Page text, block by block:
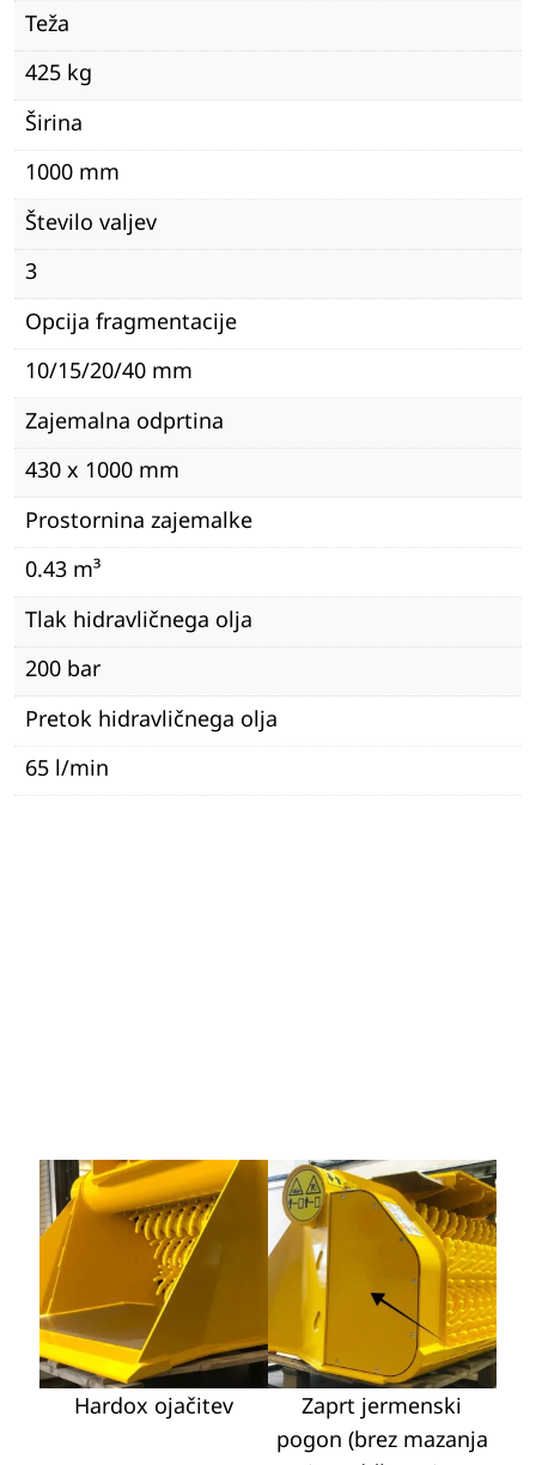
Teža
425 kg
Širina
1000 mm
Število valjev
3
Opcija fragmentacije
10/15/20/40 mm
Zajemalna odprtina
430 x 1000 mm
Prostornina zajemalke
0.43 m³
Tlak hidravličnega olja
200 bar
Pretok hidravličnega olja
65 l/min
Hardox ojačitev
Zaprt jermenski
pogon (brez mazanja